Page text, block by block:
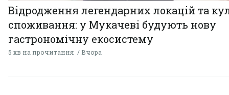
Відродження легендарних локацій та
споживання: у Мукачеві будують нову
гастрономічну екосистему
5 хв на прочитання Вчора